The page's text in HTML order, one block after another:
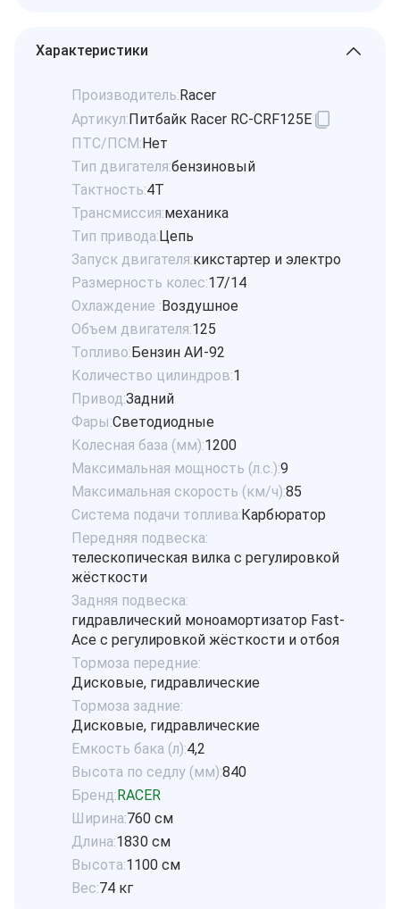
Характеристики
Производитель:Racer
Артикул:Питбайк Racer RC-CRF125E
ПТС/ПСМ:Нет
Тип двигателя:бензиновый
Тактность:4Т
Трансмиссия:механика
Тип привода:Цепь
Запуск двигателя:кикстартер и электро
Размерность колес:17/14
Охлаждение :Воздушное
Объем двигателя:125
Топливо:Бензин АИ-92
Количество цилиндров:1
Привод:Задний
Фары:Светодиодные
Колесная база (мм):1200
Максимальная мощность (л.с.):9
Максимальная скорость (км/ч):85
Система подачи топлива:Карбюратор
Передняя подвеска:
телескопическая вилка с регулировкой
жёсткости
Задняя подвеска:
гидравлический моноамортизатор Fast-
Ace с регулировкой жёсткости и отбоя
Тормоза передние:
Дисковые, гидравлические
Тормоза задние:
Дисковые, гидравлические
Емкость бака (л):4,2
Высота по седлу (мм):840
Бренд:RACER
Ширина:760 см
Длина:1830 см
Высота:1100 см
Вес:74 кг